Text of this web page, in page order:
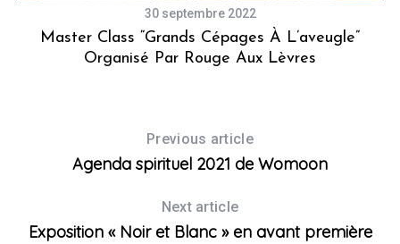
30 septembre 2022
Master Class “Grands Cépages À L’aveugle”
Organisé Par Rouge Aux Lèvres
Previous article
Agenda spirituel 2021 de Womoon
Next article
Exposition « Noir et Blanc » en avant première